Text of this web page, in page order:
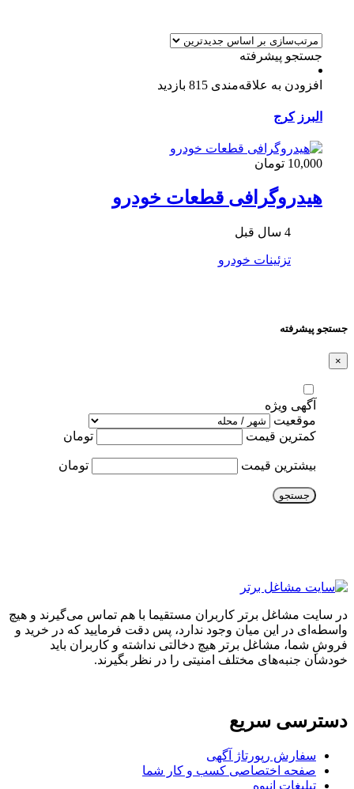
جستجو پیشرفته
افزودن به علاقه‌مندی 815 بازدید
البرز کرج
10,000 تومان
هیدروگرافی قطعات خودرو
4 سال قبل
تزئینات خودرو
جستجو پیشرفته
×
آگهی ویژه
موقعیت
کمترین قیمت
تومان
بیشترین قیمت تومان
جستجو
در سایت مشاغل برتر کاربران مستقیما با هم تماس می‌گیرند و هیچ
واسطه‌ای در این میان وجود ندارد، پس دقت فرمایید که در خرید و
فروشِ شما، مشاغل برتر هیچ دخالتی نداشته و کاربران باید
خودشان جنبه‌های مختلف امنیتی را در نظر بگیرند.
دسترسی سریع
سفارش رپورتاژ آگهی
صفحه اختصاصی کسب و کار شما
تبلیغات انبوه